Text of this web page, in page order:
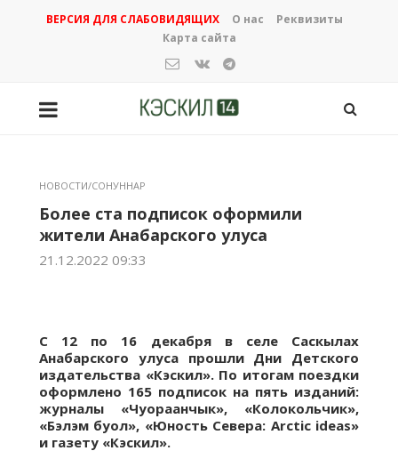
ВЕРСИЯ ДЛЯ СЛАБОВИДЯЩИХ О нас
Реквизиты
Карта сайта
НОВОСТИ/СОНУННАР
Более ста подписок оформили
жители Анабарского улуса
21.12.2022 09:33
С 12 по 16 декабря в селе Саскылах
Анабарского улуса прошли Дни Детского
издательства «Кэскил». По итогам поездки
оформлено 165 подписок на пять изданий:
журналы «Чуораанчык», «Колокольчик»,
«Бэлэм буол», «Юность Севера: Arctic ideas»
и газету «Кэскил».